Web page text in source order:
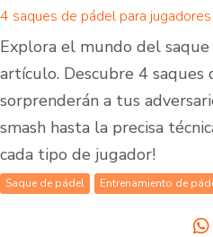
Explora el mundo del
artículo. Descubre 4 saques
sorprenderán a tus
smash hasta la precisa
cada tipo de jugador!
Saque de pádel Entrenamiento de